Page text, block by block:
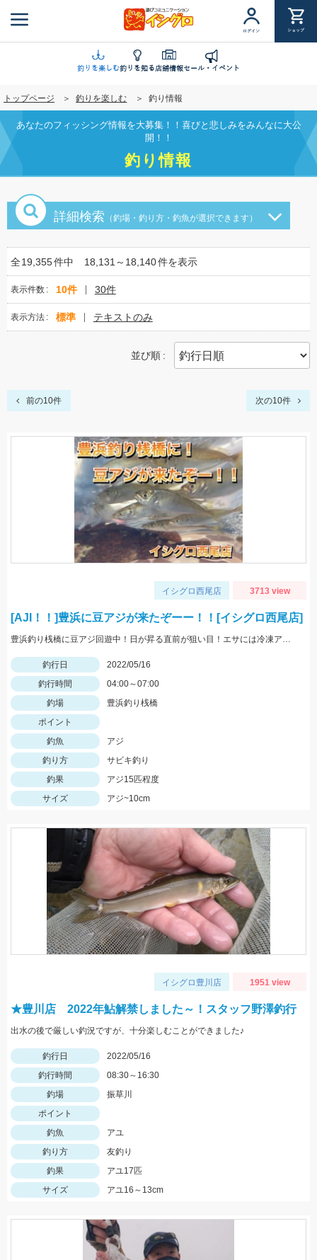
ン
に
移
動
ログイン ショップ
釣りを楽しむ釣りを知る店舗情報セール・イベント
トップページ 釣りを楽しむ 釣り情報
あなたのフィッシング情報を大募集！！喜びと悲しみをみんなに大公
開！！
釣り情報
詳細検索 （釣場・釣り方・釣魚が選択できます）
全19,355件中 18,131～18,140件を表示
表示件数 10件 30件
表示方法 標準 テキストのみ
並び順
前の10件 次の10件
イシグロ西尾店 3713 view
[AJI！！]豊浜に豆アジが来たぞーー！！[イシグロ西尾店]
豊浜釣り桟橋に豆アジ回遊中！日が昇る直前が狙い目！エサには冷凍アミエビ＆王道アジを使用しました！
釣行日
2022/05/16
釣行時間
04:00～07:00
釣場
豊浜釣り桟橋
ポイント
釣魚
アジ
釣り方
サビキ釣り
釣果
アジ15匹程度
サイズ
アジ~10cm
イシグロ豊川店 1951 view
★豊川店 2022年鮎解禁しました～！スタッフ野澤釣行
出水の後で厳しい釣況ですが、十分楽しむことができました♪
釣行日
2022/05/16
釣行時間
08:30～16:30
釣場
振草川
ポイント
釣魚
アユ
釣り方
友釣り
釣果
アユ17匹
サイズ
アユ16～13cm